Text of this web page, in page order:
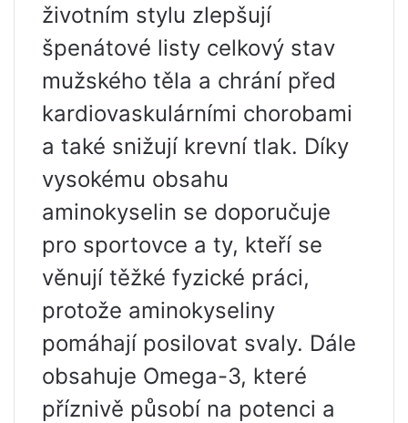
životním stylu zlepšují
špenátové listy celkový stav
mužského těla a chrání před
kardiovaskulárními chorobami
a také snižují krevní tlak. Díky
vysokému obsahu
aminokyselin se doporučuje
pro sportovce a ty, kteří se
věnují těžké fyzické práci,
protože aminokyseliny
pomáhají posilovat svaly. Dále
obsahuje Omega-3, které
příznivě působí na potenci a